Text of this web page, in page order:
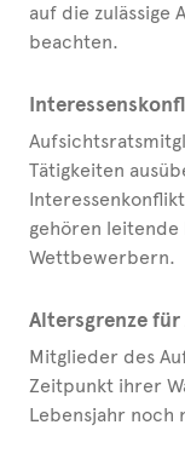
auf die zulässige
beachten.
Tätigkeiten
gehören leitende
Wettbewerbern.
Altersgrenze
Mitglieder des
Zeitpunkt ihrer
Lebensjahr